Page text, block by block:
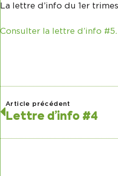
La lettre d’info du 1er
Consulter la lettre d’info #5.
Article précédent
Lettre d’info #4